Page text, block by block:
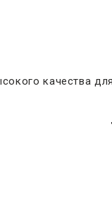
качества